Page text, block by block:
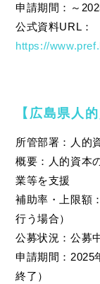
申請期間：～
公式資料URL：
https://
【広島県人
所管部署：人的
概要：人的資本
業等を支援
補助率・上限額
行う場合）
公募状況：公募
申請期間：2025
終了）